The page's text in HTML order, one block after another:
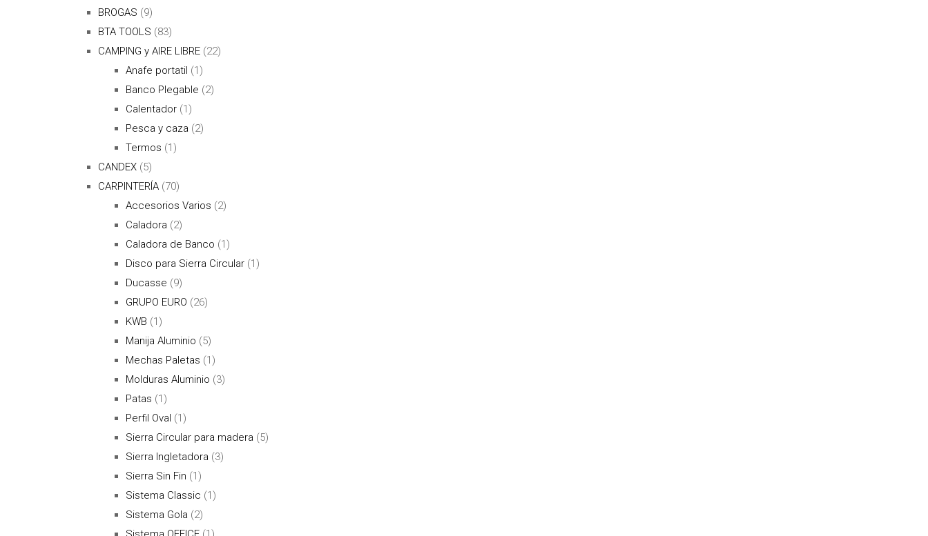
BROGAS (9)
BTA TOOLS (83)
CAMPING y AIRE LIBRE (22)
Anafe portatil (1)
Banco Plegable (2)
Calentador (1)
Pesca y caza (2)
Termos (1)
CANDEX (5)
CARPINTERÍA (70)
Accesorios Varios (2)
Caladora (2)
Caladora de Banco (1)
Disco para Sierra Circular (1)
Ducasse (9)
GRUPO EURO (26)
KWB (1)
Manija Aluminio (5)
Mechas Paletas (1)
Molduras Aluminio (3)
Patas (1)
Perfil Oval (1)
Sierra Circular para madera (5)
Sierra Ingletadora (3)
Sierra Sin Fin (1)
Sistema Classic (1)
Sistema Gola (2)